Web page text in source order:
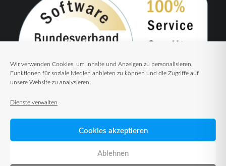
Wir verwenden Cookies, um Inhalte und Anzeigen zu personalisieren,
Funktionen für soziale Medien anbieten zu können und die Zugriffe auf
unsere Website zu analysieren.
Dienste verwalten
Cookies akzeptieren
Ablehnen